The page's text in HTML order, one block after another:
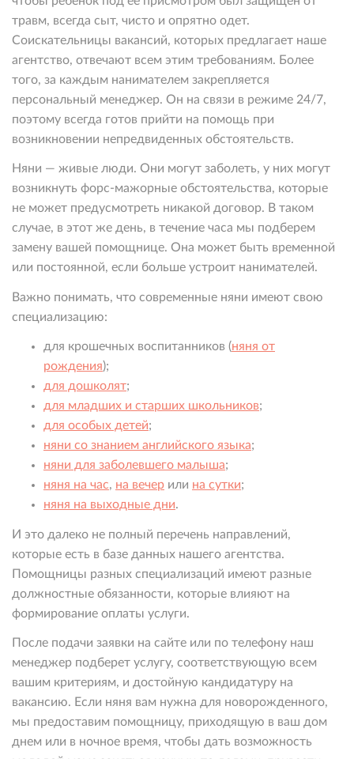
травм, всегда сыт, чисто и опрятно одет.
Соискательницы вакансий, которых предлагает наше
агентство, отвечают всем этим требованиям. Более
того, за каждым нанимателем закрепляется
персональный менеджер. Он на связи в режиме 24/7,
поэтому всегда готов прийти на помощь при
возникновении непредвиденных обстоятельств.
Няни — живые люди. Они могут заболеть, у них могут
возникнуть форс-мажорные обстоятельства, которые
не может предусмотреть никакой договор. В таком
случае, в этот же день, в течение часа мы подберем
замену вашей помощнице. Она может быть временной
или постоянной, если больше устроит нанимателей.
Важно понимать, что современные няни имеют свою
специализацию:
для крошечных воспитанников (няня от
рождения);
для дошколят;
для младших и старших школьников;
для особых детей;
няни со знанием английского языка;
няни для заболевшего малыша;
няня на час, на вечер или на сутки;
няня на выходные дни.
И это далеко не полный перечень направлений,
которые есть в базе данных нашего агентства.
Помощницы разных специализаций имеют разные
должностные обязанности, которые влияют на
формирование оплаты услуги.
После подачи заявки на сайте или по телефону наш
менеджер подберет услугу, соответствующую всем
вашим критериям, и достойную кандидатуру на
вакансию. Если няня вам нужна для новорожденного,
мы предоставим помощницу, приходящую в ваш дом
днем или в ночное время, чтобы дать возможность